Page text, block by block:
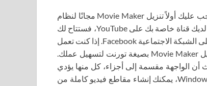
يمكنك عرض المشاريع النهائية في نافذة المعاينة، ولكن للقيام بذلك، يجب عليك أولاً تنزيل Movie Maker مجانًا لنظام
التشغيل Windows 10 باللغة الروسية من موردنا عبر الإنترنت. إذا كان لديك قناة خاصة بك على YouTube، فستتاح لك
الفرصة للتصدير مباشرة إلى الخدمة المقابلة. هذه الأداة موجودة أيضًا على الشبكة الاجتماعية Facebook. إذا كنت تعمل
بشكل وثيق على الإنترنت في مواقع مختلفة، فيجب عليك ببساطة تنزيل Movie Maker بصيغة تورنت لتسهيل عملك.
أن الواجهة مقسمة إلى أجزاء، كل منها يؤدي
دوره الخاص. باستخدام Windows Movie Maker لنظام التشغيل Windows 10، يمكنك إنشاء مقاطع فيديو كاملة من